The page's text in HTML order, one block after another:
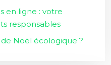
en ligne : votre
responsables
Noël écologique ?